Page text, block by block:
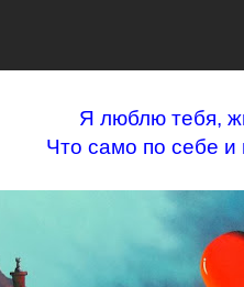
Я люблю тебя,
Что само по себе и